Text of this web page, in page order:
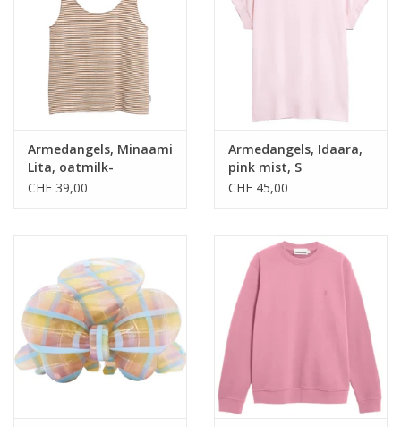
Armedangels, Minaami
Lita, oatmilk-
cinnamon dust, S
CHF 39,00
Armedangels, Idaara,
pink mist, S
CHF 45,00